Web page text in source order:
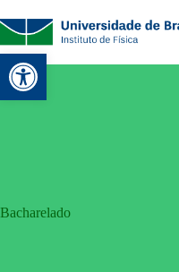
Abrir a barra
Bacharelado